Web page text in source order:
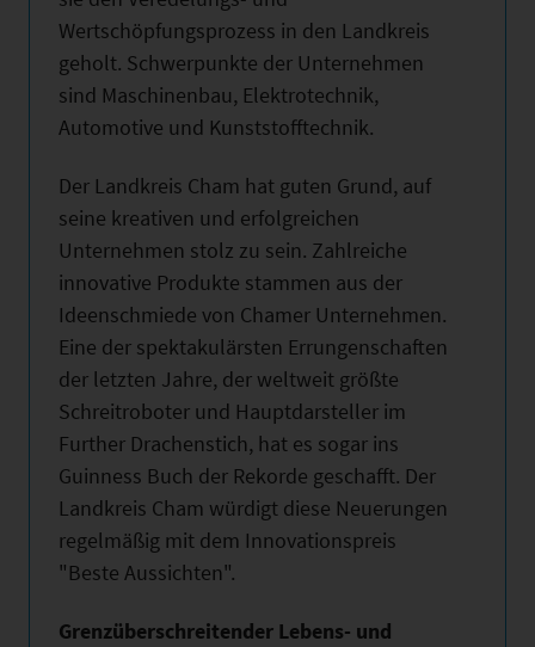
Wertschöpfungsprozess in den Landkreis
geholt. Schwerpunkte der Unternehmen
sind Maschinenbau, Elektrotechnik,
Automotive und Kunststofftechnik.
Der Landkreis Cham hat guten Grund, auf
seine kreativen und erfolgreichen
Unternehmen stolz zu sein. Zahlreiche
innovative Produkte stammen aus der
Ideenschmiede von Chamer Unternehmen.
Eine der spektakulärsten Errungenschaften
der letzten Jahre, der weltweit größte
Schreitroboter und Hauptdarsteller im
Further Drachenstich, hat es sogar ins
Guinness Buch der Rekorde geschafft. Der
Landkreis Cham würdigt diese Neuerungen
regelmäßig mit dem Innovationspreis
"Beste Aussichten".
Grenzüberschreitender Lebens- und